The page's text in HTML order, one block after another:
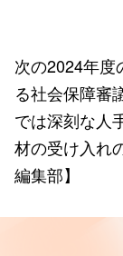
次の2024年度
る社会保障審
では深刻な人
材の受け入れ
編集部】